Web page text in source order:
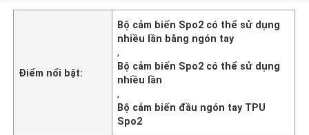
Điểm nổi bật:
Bộ cảm biến Spo2 có thể sử dụng
nhiều lần bằng ngón tay
,
Bộ cảm biến Spo2 có thể sử dụng
nhiều lần
,
Bộ cảm biến đầu ngón tay TPU
Spo2